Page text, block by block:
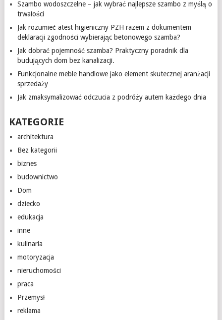
Szambo wodoszczelne – jak wybrać najlepsze szambo z myślą o
trwałości
Jak rozumieć atest higieniczny PZH razem z dokumentem
deklaracji zgodności wybierając betonowego szamba?
Jak dobrać pojemność szamba? Praktyczny poradnik dla
budujących dom bez kanalizacji.
Funkcjonalne meble handlowe jako element skutecznej aranżacji
sprzedaży
Jak zmaksymalizować odczucia z podróży autem każdego dnia
KATEGORIE
architektura
Bez kategorii
biznes
budownictwo
Dom
dziecko
edukacja
inne
kulinaria
motoryzacja
nieruchomości
praca
Przemysł
reklama